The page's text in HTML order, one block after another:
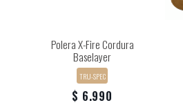
Polera X-Fire Cordura
Baselayer
TRU-SPEC
$ 6.990